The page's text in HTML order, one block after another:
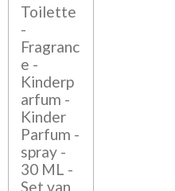
Toilette
-
Fragranc
e -
Kinderp
arfum -
Kinder
Parfum -
spray -
30 ML -
Set van